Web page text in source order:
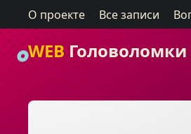
О проекте Все записи
WEB Головоломки